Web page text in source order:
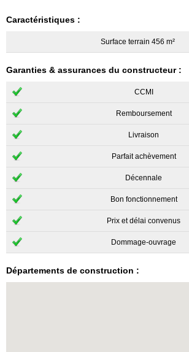
Caractéristiques :
Surface terrain 456 m²
Garanties & assurances du constructeur :
CCMI
Remboursement
Livraison
Parfait achèvement
Décennale
Bon fonctionnement
Prix et délai convenus
Dommage-ouvrage
Départements de construction :